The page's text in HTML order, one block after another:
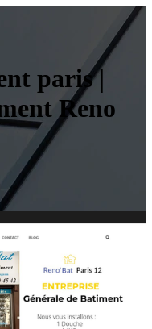
paris |
Reno